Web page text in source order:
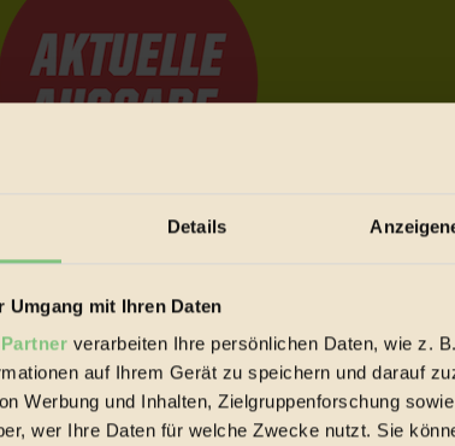
Details
Umgang mit Ihren Daten
verarbeiten Ihre persönlichen Daten, wie z.
auf Ihrem Gerät zu speichern und darauf
Werbung und Inhalten, Zielgruppenforschung
wer Ihre Daten für welche Zwecke nutzt. Sie
seine Bewegungen festzuhalten.
vorbeischauen.
inziwschen oft zu Hause.
voll wieder zu dir zurückkommen.